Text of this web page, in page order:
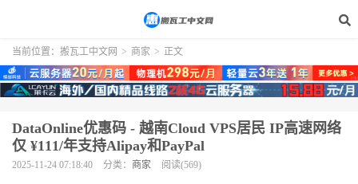
当前位置： 搬瓦工中文网 > 商家 > 正文
DataOnline优惠码 - 越南Cloud VPS居民 IP高速网络
仅 ¥111/年支持Alipay和PayPal
2025-11-24 07:18:40 分类： 商家 阅读(569)